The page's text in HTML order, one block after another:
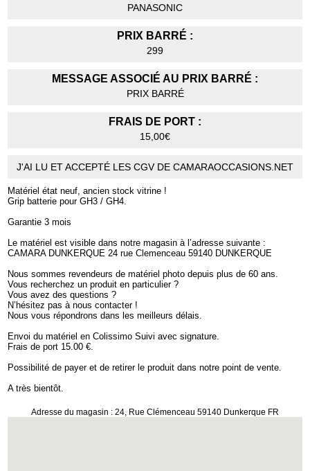
PANASONIC
PRIX BARRÉ :
299
MESSAGE ASSOCIÉ AU PRIX BARRÉ :
PRIX BARRÉ
FRAIS DE PORT :
15,00€
J'AI LU ET ACCEPTÉ LES CGV DE CAMARAOCCASIONS.NET
Matériel état neuf, ancien stock vitrine !
Grip batterie pour GH3 / GH4.
Garantie 3 mois
Le matériel est visible dans notre magasin à l’adresse suivante :
CAMARA DUNKERQUE 24 rue Clemenceau 59140 DUNKERQUE
Nous sommes revendeurs de matériel photo depuis plus de 60 ans.
Vous recherchez un produit en particulier ?
Vous avez des questions ?
N’hésitez pas à nous contacter !
Nous vous répondrons dans les meilleurs délais.
Envoi du matériel en Colissimo Suivi avec signature.
Frais de port 15.00 €.
Possibilité de payer et de retirer le produit dans notre point de vente.
A très bientôt.
Adresse du magasin : 24, Rue Clémenceau 59140 Dunkerque FR